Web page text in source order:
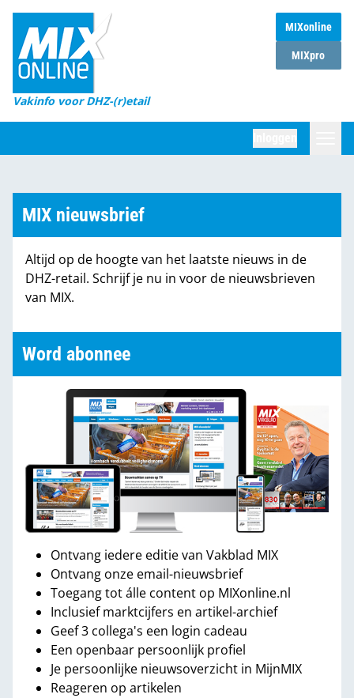
MIXonline
MIXpro
Vakinfo voor DHZ-(r)etail
Home
Magazines
DHZ Sessie
Marktcijfers
Partners
MIX nieuwsbrief
Altijd op de hoogte van het laatste nieuws in de
DHZ-retail. Schrijf je nu in voor de nieuwsbrieven
van MIX.
Word abonnee
Ontvang iedere editie van Vakblad MIX
Ontvang onze email-nieuwsbrief
Toegang tot álle content op MIXonline.nl
Inclusief marktcijfers en artikel-archief
Geef 3 collega's een login cadeau
Een openbaar persoonlijk profiel
Je persoonlijke nieuwsoverzicht in MijnMIX
Reageren op artikelen